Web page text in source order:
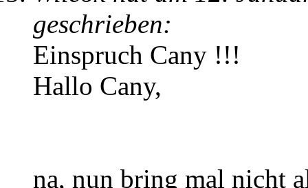
geschrieben:
Einspruch Cany !!!
Hallo Cany,
na, nun bring mal nicht